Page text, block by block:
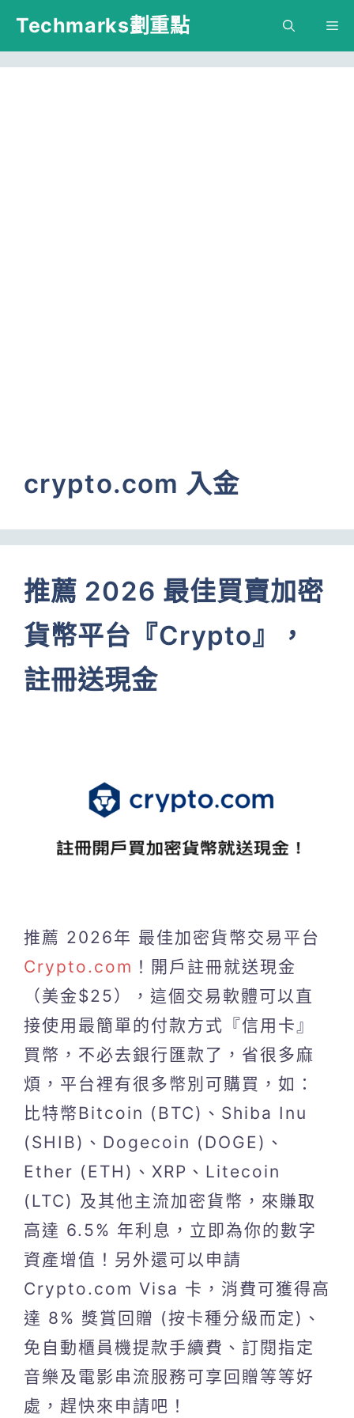
跳
主
Techmarks劃重點
crypto.com 入金
推薦 2026 最佳買賣加密
貨幣平台『Crypto』，
註冊送現金
推薦 2026年 最佳加密貨幣交易平台
Crypto.com ！開戶註冊就送現金
（美金$25），這個交易軟體可以直
接使用最簡單的付款方式『信用卡』
買幣，不必去銀行匯款了，省很多麻
煩，平台裡有很多幣別可購買，如：
比特幣Bitcoin (BTC)、Shiba Inu
(SHIB)、Dogecoin (DOGE)、
Ether (ETH)、XRP、Litecoin
(LTC) 及其他主流加密貨幣，來賺取
高達 6.5% 年利息，立即為你的數字
資產增值！另外還可以申請
Crypto.com Visa 卡，消費可獲得高
達 8% 獎賞回贈 (按卡種分級而定)、
免自動櫃員機提款手續費、訂閱指定
音樂及電影串流服務可享回贈等等好
處，趕快來申請吧！